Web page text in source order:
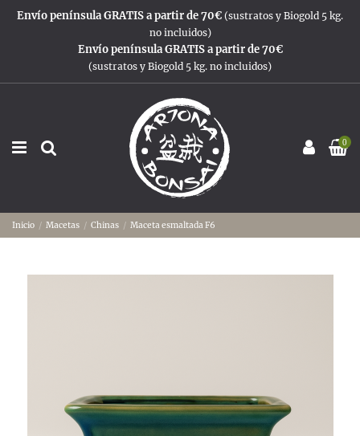
Envío península GRATIS a partir de 70€ (sustratos y Biogold 5 kg.
no incluidos)
Envío península GRATIS a partir de 70€
(sustratos y Biogold 5 kg. no incluidos)
0
Inicio Macetas Chinas Maceta esmaltada F6